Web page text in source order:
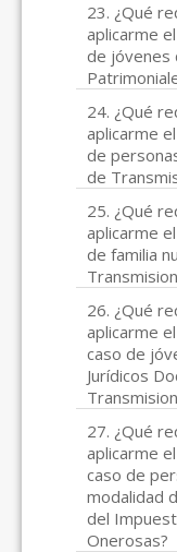
23. ¿Qué
aplicarme
de jóvenes
24. ¿Qué
aplicarme
de
de
25. ¿Qué
aplicarme
de familia
26. ¿Qué
aplicarme
caso de
Jurídicos
27. ¿Qué
aplicarme
caso de
modalidad
del
Onerosas?